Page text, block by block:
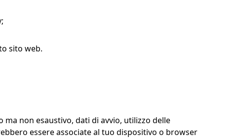
sito web.
non esaustivo, dati di avvio, utilizzo delle
essere associate al tuo dispositivo o browser